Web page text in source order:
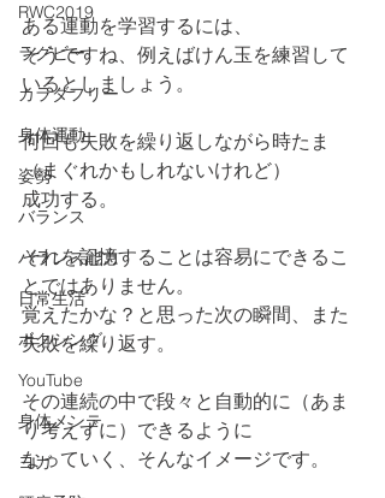
RWC2019
ラグビー
カラダフリー
身体運動
姿勢
バランス
バランス能力
日常生活
ボクシング
YouTube
身体メンテ
ヨガ
ある運動を学習するには、
そうですね、例えばけん玉を練習して
いるとしましょう。
何回も失敗を繰り返しながら時たま
（まぐれかもしれないけれど）
成功する。
それを記憶することは容易にできるこ
とではありません。
覚えたかな？と思った次の瞬間、また
失敗を繰り返す。
その連続の中で段々と自動的に（あま
り考えずに）できるように
なっていく、そんなイメージです。